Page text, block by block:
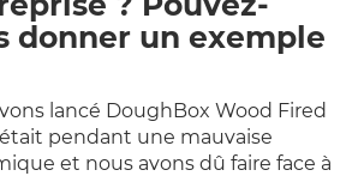
donner un exemple
lancé DoughBox Wood Fired
pendant une mauvaise
et nous avons dû faire face à